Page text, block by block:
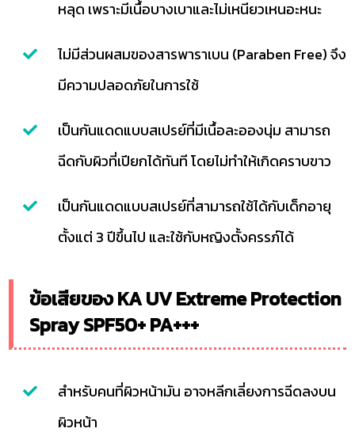
หลุด เพราะมีเนื้อบางเบาและไม่เหนียวเหนอะหนะ
ไม่มีส่วนผสมของสารพาราเบน (Paraben Free) จึง
มีความปลอดภัยในการใช้
เป็นกันแดดแบบสเปรย์ที่มีเนื้อละอองนุ่ม สามารถ
ฉีดกับผิวที่เปียกได้ทันที โดยไม่ทำให้เกิดคราบขาว
เป็นกันแดดแบบสเปรย์ที่สามารถใช้ได้กับเด็กอายุ
ตั้งแต่ 3 ปีขึ้นไป และใช้กับหญิงตั้งครรภ์ได้
ข้อเสียของ KA UV Extreme Protection
Spray SPF50+ PA+++
สำหรับคนที่ผิวหน้ามัน อาจหลีกเลี่ยงการฉีดลงบน
ผิวหน้า